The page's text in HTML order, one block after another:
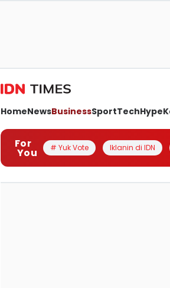
HomeNewsBusinessSportTechHype
For
You # Yuk Vote Iklanin di IDN